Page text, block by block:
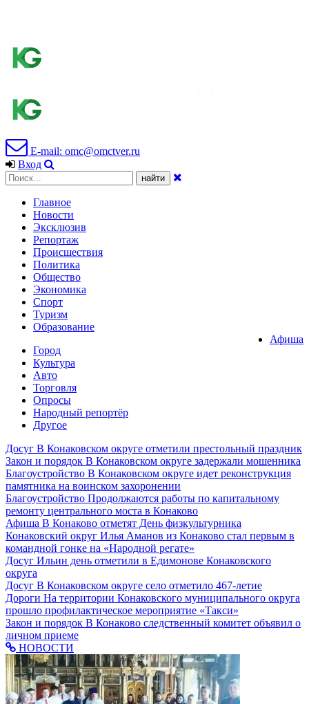
E-mail: omc@omctver.ru
Вход
Главное
Новости
Эксклюзив
Репортаж
Происшествия
Политика
Общество
Экономика
Спорт
Туризм
Образование
Афиша
Город
Культура
Авто
Торговля
Опросы
Народный репортёр
Другое
Досуг В Конаковском округе отметили престольный праздник
Закон и порядок В Конаковском округе задержали мошенника
Благоустройство В Конаковском округе идет реконструкция
памятника на воинском захоронении
Благоустройство Продолжаются работы по капитальному
ремонту центрального моста в Конаково
Афиша В Конаково отметят День физкультурника
Конаковский округ Илья Аманов из Конаково стал первым в
командной гонке на «Народной регате»
Досуг Ильин день отметили в Едимонове Конаковского
округа
Досуг В Конаковском округе село отметило 467-летие
Дороги На территории Конаковского муниципального округа
прошло профилактическое мероприятие «Такси»
Закон и порядок В Конаково следственный комитет объявил о
личном приеме
НОВОСТИ